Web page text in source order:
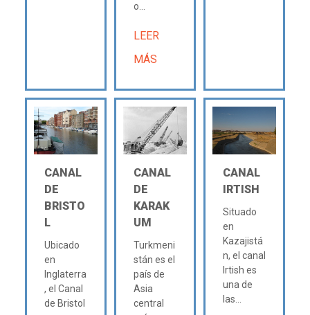
o...
LEER
MÁS
CANAL
DE
BRISTO
L
Ubicado
en
Inglaterra
, el Canal
de Bristol
CANAL
DE
KARAK
UM
Turkmeni
stán es el
país de
Asia
central
CANAL
IRTISH
Situado
en
Kazajistá
n, el canal
Irtish es
una de
las...